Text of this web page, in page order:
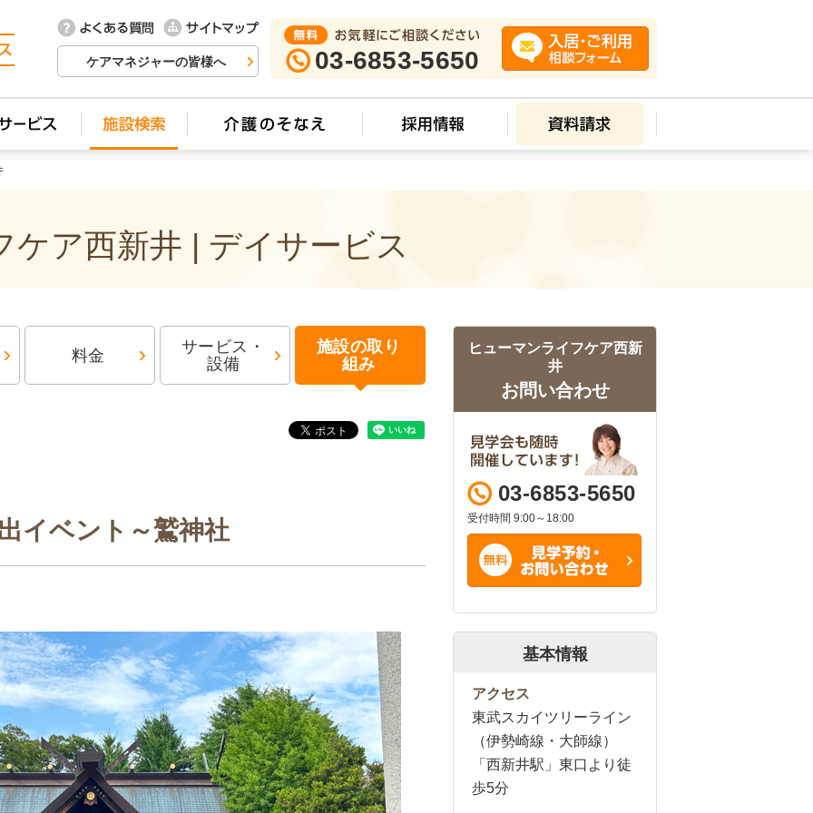
ケアマネジャーの皆様へ 03-6853-5650
ケア西新井 | デイサービス
料金
サービス・
設備
施設の取り
組み
イベント～鷲神社
ヒューマンライフケア西新
井
お問い合わせ
03-6853-5650
受付時間 9:00～18:00
基本情報
アクセス
東武スカイツリーライン
（伊勢崎線・大師線）
「西新井駅」東口より徒
歩5分